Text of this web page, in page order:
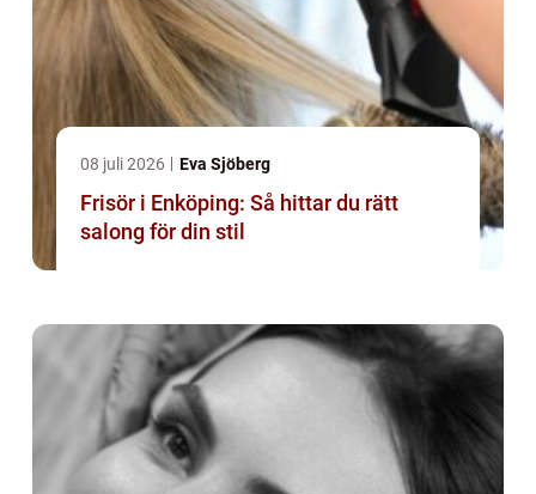
08 juli 2026 Eva Sjöberg
Frisör i Enköping: Så hittar du rätt
salong för din stil